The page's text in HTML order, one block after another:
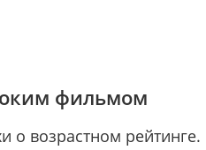
фильмом
о возрастном рейтинге.